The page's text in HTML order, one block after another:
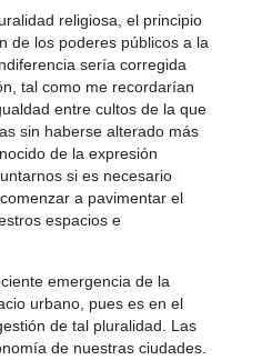
religiosa, el principio
de los poderes públicos a la
sería corregida
tal como me recordarían
entre cultos de la que
sin haberse alterado más
de la expresión
si es necesario
a pavimentar el
espacios e
emergencia de la
urbano, pues es en el
de tal pluralidad. Las
de nuestras ciudades.